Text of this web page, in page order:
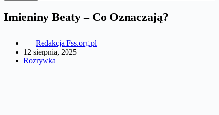
Imieniny Beaty – Co Oznaczają?
Redakcja Fss.org.pl
12 sierpnia, 2025
Rozrywka